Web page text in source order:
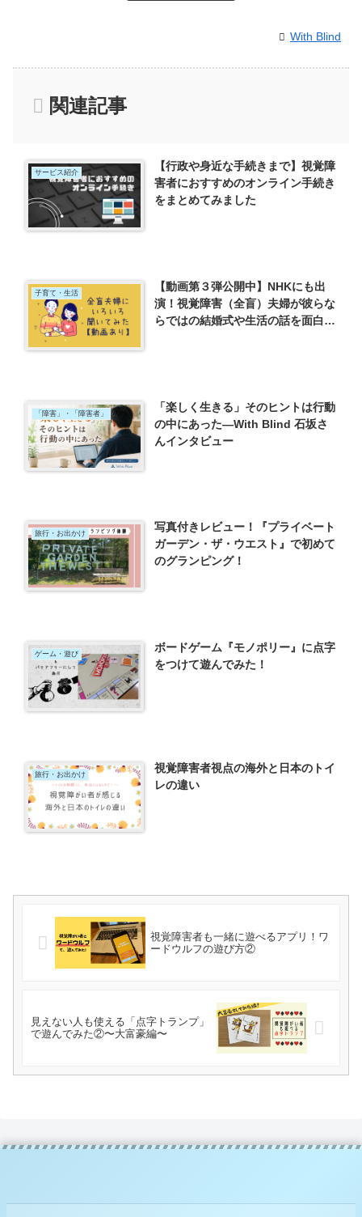
With Blind
関連記事
サービス紹介
【行政や身近な手続きまで】視覚障
害者におすすめのオンライン手続き
をまとめてみました
子育て・生活
【動画第３弾公開中】NHKにも出
演！視覚障害（全盲）夫婦が彼らな
らではの結婚式や生活の話を面白く
「障害」・「障害者」
「楽しく生きる」そのヒントは行動
の中にあった―With Blind 石坂さ
んインタビュー
旅行・お出かけ
写真付きレビュー！『プライベート
ガーデン・ザ・ウエスト』で初めて
のグランピング！
ゲーム・遊び
ボードゲーム『モノポリー』に点字
をつけて遊んでみた！
旅行・お出かけ
視覚障害者視点の海外と日本のトイ
レの違い
視覚障害者も一緒に遊べるアプリ！ワ
ードウルフの遊び方②
見えない人も使える「点字トランプ」
で遊んでみた②〜大富豪編〜